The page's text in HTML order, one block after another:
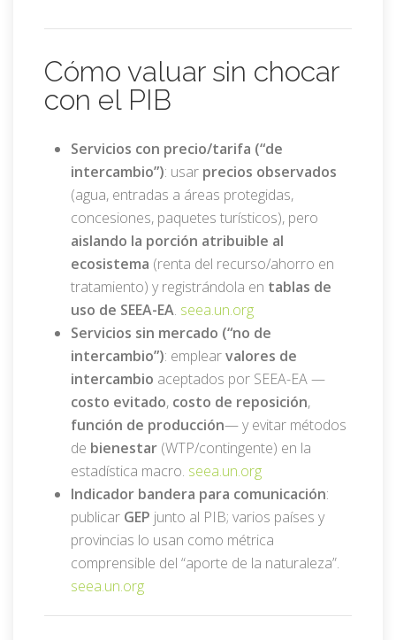
Cómo valuar sin chocar
con el PIB
Servicios con precio/tarifa (“de
intercambio”): usar precios observados
(agua, entradas a áreas protegidas,
concesiones, paquetes turísticos), pero
aislando la porción atribuible al
ecosistema (renta del recurso/ahorro en
tratamiento) y registrándola en tablas de
uso de SEEA-EA. seea.un.org
Servicios sin mercado (“no de
intercambio”): emplearvalores de
intercambio aceptados por SEEA-EA —
costo evitado, costo de reposición,
función de producción— y evitar métodos
de bienestar (WTP/contingente) en la
estadística macro. seea.un.org
Indicador bandera para comunicación:
publicar GEP junto al PIB; varios países y
provincias lo usan como métrica
comprensible del “aporte de la naturaleza”.
seea.un.org